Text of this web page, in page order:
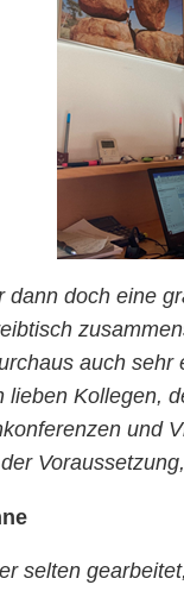
doch eine
auch
Kollegen,
und
selten